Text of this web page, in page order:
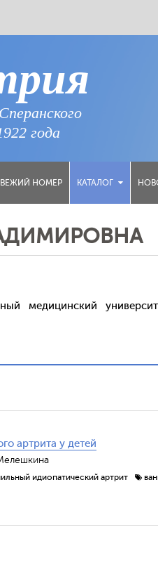
года
НОМЕР КАТАЛОГ
медицинский
артрита у детей
идиопатический артрит